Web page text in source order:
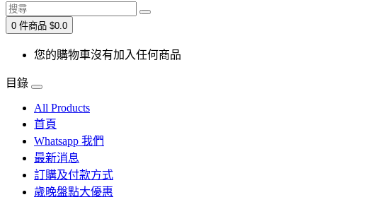
0 件商品 $0.0
您的購物車沒有加入任何商品
目錄
All Products
首頁
Whatsapp 我們
最新消息
訂購及付款方式
歲晚盤點大優惠